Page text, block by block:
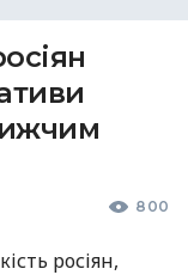
800
росіян,